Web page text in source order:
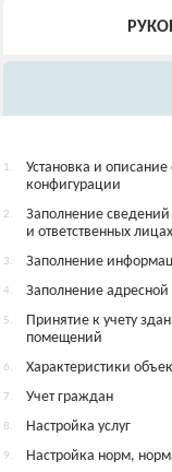
1.
Установка и
конфигурации
2.
Заполнение
и ответственных лицах
3. Заполнение
4. Заполнение
5.
Принятие к учету
помещений
6. Характеристики
7. Учет граждан
8. Настройка услуг
9. Настройка норм,